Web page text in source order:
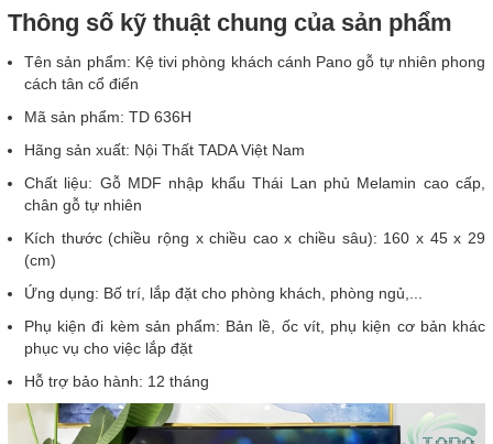
Thông số kỹ thuật chung của sản phẩm
Tên sản phẩm: Kệ tivi phòng khách cánh Pano gỗ tự nhiên phong
cách tân cổ điển
Mã sản phẩm: TD 636H
Hãng sản xuất: Nội Thất TADA Việt Nam
Chất liệu: Gỗ MDF nhập khẩu Thái Lan phủ Melamin cao cấp,
chân gỗ tự nhiên
Kích thước (chiều rộng x chiều cao x chiều sâu): 160 x 45 x 29
(cm)
Ứng dụng: Bố trí, lắp đặt cho phòng khách, phòng ngủ,...
Phụ kiện đi kèm sản phẩm: Bản lề, ốc vít, phụ kiện cơ bản khác
phục vụ cho việc lắp đặt
Hỗ trợ bảo hành: 12 tháng